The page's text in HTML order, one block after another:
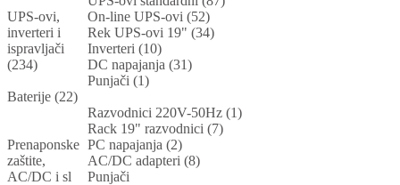
UPS-ovi,
inverteri i
ispravljači
(234)
On-line UPS-ovi (52)
Rek UPS-ovi 19" (34)
Inverteri (10)
DC napajanja (31)
Punjači (1)
Baterije (22)
Prenaponske
zaštite,
AC/DC i sl
Razvodnici 220V-50Hz (1)
Rack 19" razvodnici (7)
PC napajanja (2)
AC/DC adapteri (8)
Punjači